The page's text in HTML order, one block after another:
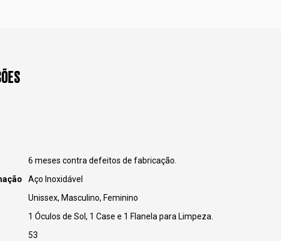
6 meses contra defeitos de fabricação.
Aço Inoxidável
Unissex, Masculino, Feminino
1 Óculos de Sol, 1 Case e 1 Flanela para Limpeza.
53